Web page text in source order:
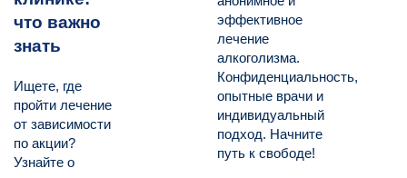
что важно
знать
Ищете, где
пройти лечение
от зависимости
по акции?
Узнайте о
эффективное
лечение
алкоголизма.
Конфиденциальность,
опытные врачи и
индивидуальный
подход. Начните
путь к свободе!